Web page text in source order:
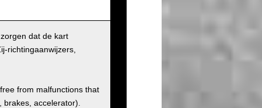
dat de kart
richtingaanwijzers,
from malfunctions that
accelerator).